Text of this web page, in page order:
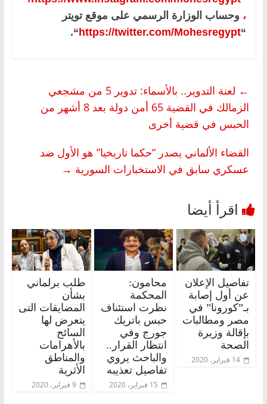
، وحساب الوزارة الرسمي على موقع تويتر
“
https://twitter.com/Mohesregypt
“.
←
لعنة التدوير.. بالأسماء: تدوير 5 من مشجعي
الزمالك في القضية 65 أمن دولة بعد 8 أشهر من
الحبس في قضية أخرى
القضاء الألماني يصدر “حكما تاريخيا” هو الأول ضد
عسكري سابق في الاستخبارات السورية →
تفاصيل الإعلان
عن أول إصابة
بـ”كورونا” في
مصر ومطالبات
بإقالة وزيرة
الصحة
14 فبراير، 2020
محامون:
المحكمة
نظرت استئناف
حبس باتريك
جورج وفي
انتظار القرار..
والباحث يروي
تفاصيل تعذيبه
15 فبراير، 2020
طلب برلماني
بشأن
المضايقات التى
يتعرض لها
السائح
بالأهرامات
والمناطق
الأثرية
9 فبراير، 2020